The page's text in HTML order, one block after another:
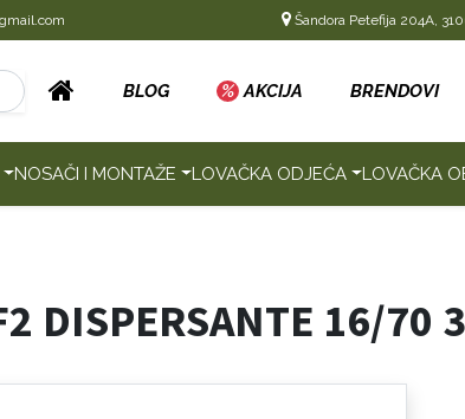
Šandora Petefija 204A,
BLOG % AKCIJA BRENDOVI
NOSAČI I MONTAŽE LOVAČKA ODJEĆA LOVAČKA
DISPERSANTE 16/70